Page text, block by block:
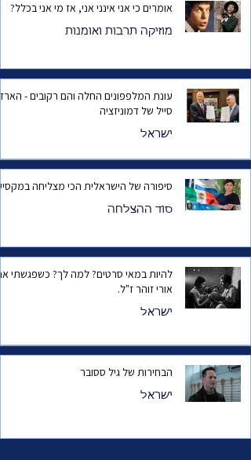
אומרים כי אני אינני אני, אז מי אני בכלל?
מוזיקה תרבות ואומנות
עונת המלפפונים החלה והם רקובים -
סייל של דמוניזציה
ישראל
סיפורה של הישראלית הכי מצליחה
סוד ההצלחה
להיות במאי סרטים? למה לך? כשפגשתי
אורי זוהר ז"ל.
ישראל
הבחירות של גיל ססובר
ישראל